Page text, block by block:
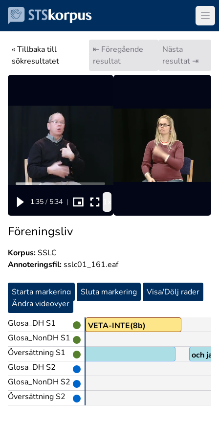
« Tillbaka till
sökresultatet
⇤ Föregående
resultat
Nästa
resultat ⇥
1:35 / 5:34 |
Föreningsliv
Korpus:SSLC
Annoteringsfil: sslc01_161.eaf
Starta markering Sluta markering
Visa/Dölj rader
Ändra videovyer
Glosa_DH S1
Glosa_NonDH S1
Översättning S1
Glosa_DH S2
Glosa_NonDH S2
Översättning S2
PRO1 VETA-INTE(8b)
och